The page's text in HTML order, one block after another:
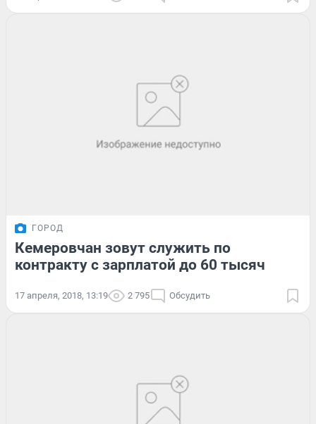
ГОРОД
Кемеровчан зовут служить по
контракту с зарплатой до 60 тысяч
17 апреля, 2018, 13:19 2 795 Обсудить